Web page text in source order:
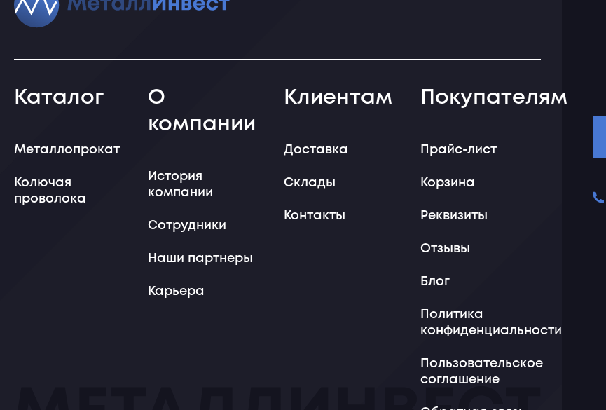
Каталог
Металлопрокат
Колючая
проволока
О
компании
История
компании
Сотрудники
Наши партнеры
Карьера
Клиентам
Доставка
Склады
Контакты
Покупателям
Прайс-лист
Корзина
Реквизиты
Отзывы
Блог
Политика
конфиденциальности
Пользовательское
соглашение